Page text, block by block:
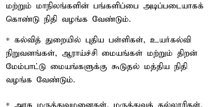
மற்றும் மாநிலங்களின் பங்களிப்பை அடிப்படையாகக்
கொண்டு நிதி வழங்க வேண்டும்.
* கல்வித் துறையில் புதிய பள்ளிகள், உயர்கல்வி
நிறுவனங்கள், ஆராய்ச்சி மையங்கள் மற்றும் திறன்
மேம்பாட்டு மையங்களுக்கு கூடுதல் மத்திய நிதி
வழங்க வேண்டும்.